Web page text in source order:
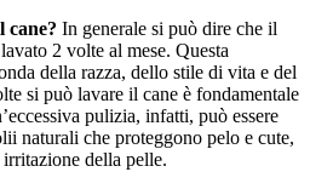
cane? In generale si può dire che il
2 volte al mese. Questa
della razza, dello stile di vita e del
si può lavare il cane è fondamentale
pulizia, infatti, può essere
naturali che proteggono pelo e cute,
irritazione della pelle.